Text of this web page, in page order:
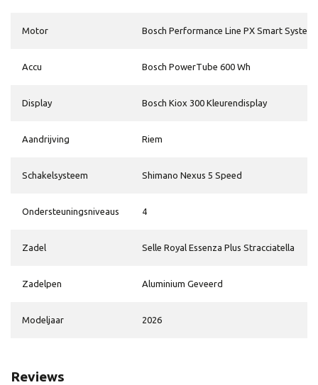
Motor Bosch Performance Line PX Smart System
Accu Bosch PowerTube 600 Wh
Display Bosch Kiox 300 Kleurendisplay
Aandrijving Riem
Schakelsysteem Shimano Nexus 5 Speed
Ondersteuningsniveaus 4
Zadel Selle Royal Essenza Plus Stracciatella
Zadelpen Aluminium Geveerd
Modeljaar 2026
Reviews